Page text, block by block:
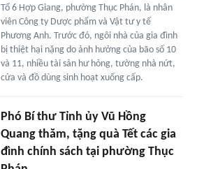
Tổ 6 Hợp Giang, phường Thục Phán, là nhân
viên Công ty Dược phẩm và Vật tư y tế
Phương Anh. Trước đó, ngôi nhà của gia đình
bị thiệt hại nặng do ảnh hưởng của bão số 10
và 11, nhiều tài sản hư hỏng, tường nhà nứt,
cửa và đồ dùng sinh hoạt xuống cấp.
Phó Bí thư Tỉnh ủy Vũ Hồng
Quang thăm, tặng quà Tết các gia
đình chính sách tại phường Thục